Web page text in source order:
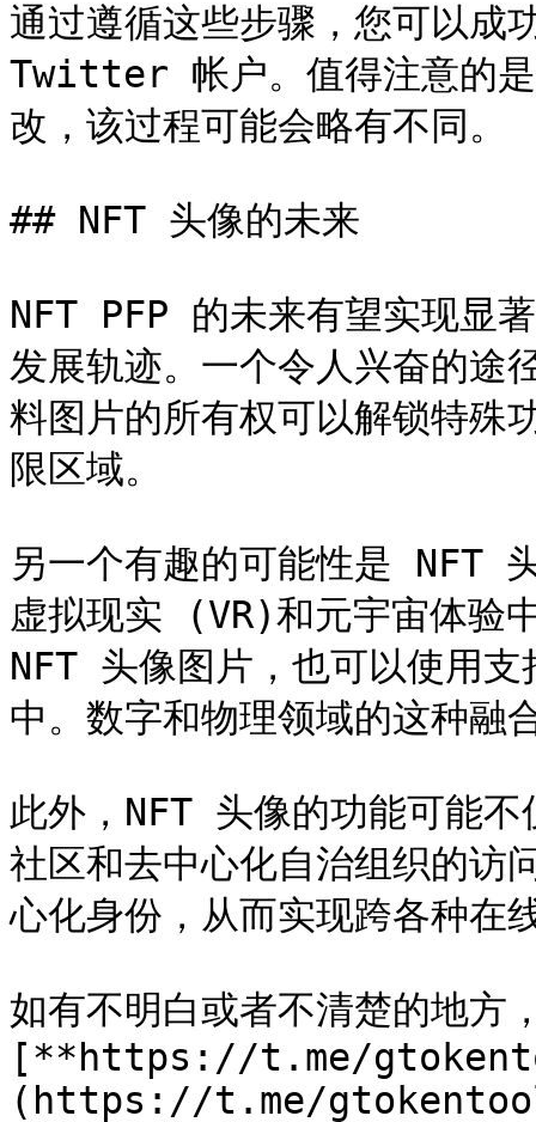
通过遵循这些步骤，您可以成
Twitter 帐户。值得注意的
改，该过程可能会略有不同。
## NFT 头像的未来
NFT PFP 的未来有望实现显
发展轨迹。一个令人兴奋的途
料图片的所有权可以解锁特殊
限区域。
另一个有趣的可能性是 NFT
虚拟现实 (VR)和元宇宙体验
NFT 头像图片，也可以使用
中。数字和物理领域的这种融
此外，NFT 头像的功能可能
社区和去中心化自治组织的访
心化身份，从而实现跨各种在
如有不明白或者不清楚的地方
[**https://t.me/